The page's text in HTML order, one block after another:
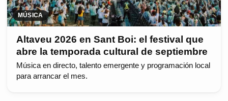
MÚSICA
Altaveu 2026 en Sant Boi: el festival que
abre la temporada cultural de septiembre
Música en directo, talento emergente y programación local
para arrancar el mes.